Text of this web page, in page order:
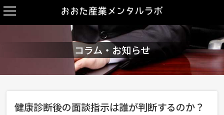
コラム・お知らせ
健康診断後の面談指示は誰が判断するのか？